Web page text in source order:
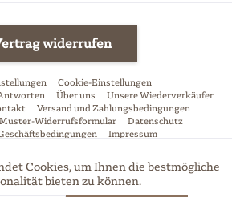
widerrufen
Cookie-Einstellungen
Über uns
Unsere Wiederverkäufer
Versand und Zahlungsbedingungen
Widerrufsformular
Datenschutz
Impressum
Mehrwertsteuer zzgl.Versandkostenund ggf.
wenn nicht anders beschrieben
Aktiv
Cookies, um Ihnen die bestmögliche
bieten zu können.